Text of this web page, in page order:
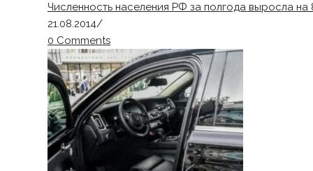
Численность населения РФ за полгода выросла на
21.08.2014/
0 Comments